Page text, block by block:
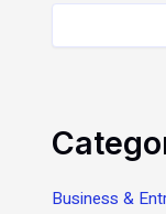
Business &